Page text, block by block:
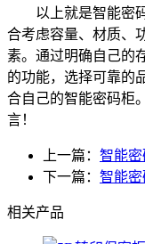
以上就是智能密码
合考虑容量、材质、
素。通过明确自己的
的功能，选择可靠的
合自己的智能密码柜
言！
上一篇： 智能
下一篇： 智能密
相关产品